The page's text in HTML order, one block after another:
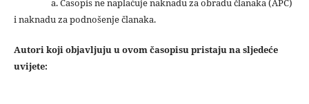
a. Časopis ne naplaćuje naknadu za obradu članaka (APC)
i naknadu za podnošenje članaka.
Autori koji objavljuju u ovom časopisu pristaju na sljedeće
uvijete: